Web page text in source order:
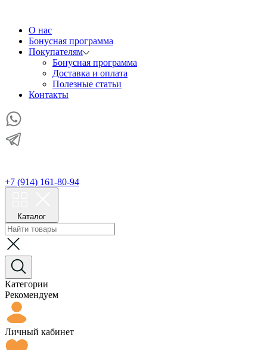
О нас
Бонусная программа
Покупателям
Бонусная программа
Доставка и оплата
Полезные статьи
Контакты
+7 (914) 161-80-94
Каталог
Категории
Рекомендуем
Личный кабинет